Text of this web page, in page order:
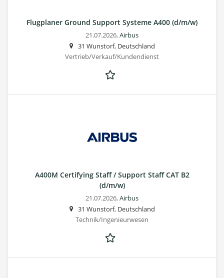
Flugplaner Ground Support Systeme A400 (d/m/w)
21.07.2026,Airbus
31 Wunstorf, Deutschland
Vertrieb/Verkauf/Kundendienst
A400M Certifying Staff / Support Staff CAT B2
(d/m/w)
21.07.2026,Airbus
31 Wunstorf, Deutschland
Technik/Ingenieurwesen